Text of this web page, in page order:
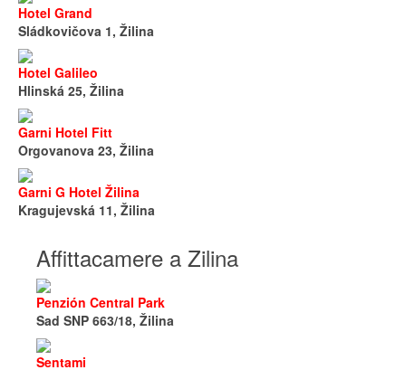
Hotel Grand
Sládkovičova 1, Žilina
Hotel Galileo
Hlinská 25, Žilina
Garni Hotel Fitt
Orgovanova 23, Žilina
Garni G Hotel Žilina
Kragujevská 11, Žilina
Affittacamere a Zilina
Penzión Central Park
Sad SNP 663/18, Žilina
Sentami